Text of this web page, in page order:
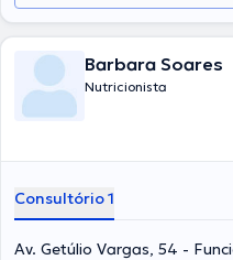
Barbara Soares
Nutricionista
Consultório 1
Av. Getúlio Vargas, 54 -